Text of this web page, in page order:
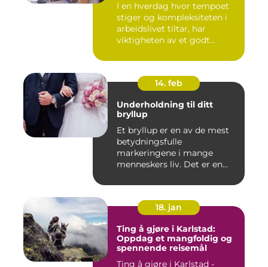
I en hverdag hvor tempoet
stiger og kompleksiteten i
arbeidslivet tiltar, har
viktigheten av et godt...
14. feb
Underholdning til ditt
bryllup
Et bryllup er en av de mest
betydningsfulle
markeringene i mange
menneskers liv. Det er en
18. jan
Ting å gjøre i Karlstad:
Oppdag et mangfoldig og
spennende reisemål
Ting å gjøre i Karlstad -